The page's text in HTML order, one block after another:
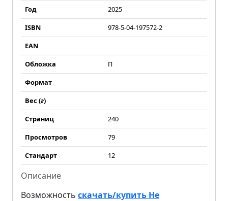
Год
2025
ISBN
978-5-04-197572-2
EAN
Обложка
П
Формат
Вес (г)
Страниц
240
Просмотров
79
Стандарт
12
Описание
Возможность скачать/купить Не